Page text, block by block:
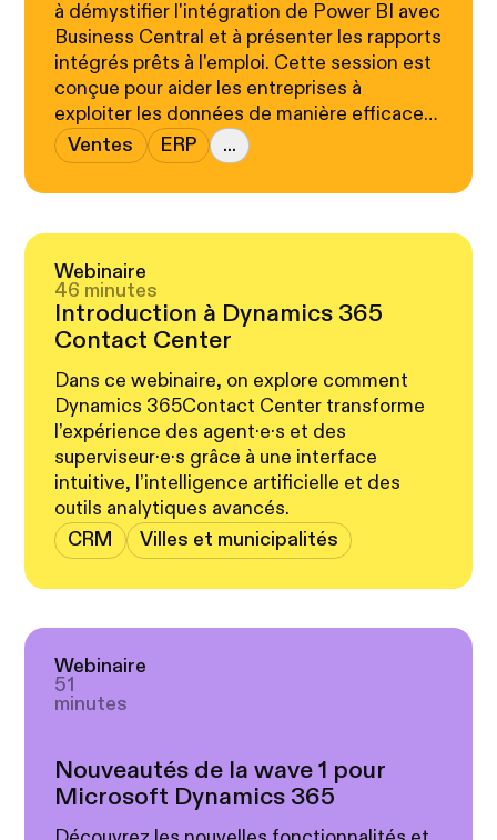
à démystifier l'intégration de Power BI avec
Business Central et à présenter les rapports
intégrés prêts à l'emploi. Cette session est
conçue pour aider les entreprises à
exploiter les données de manière efficace,
intuitive et sécurisée.
Ventes ERP ...
Webinaire
46 minutes
Introduction à Dynamics 365
Contact Center
Dans ce webinaire, on explore comment
Dynamics 365Contact Center transforme
l’expérience des agent·e·s et des
superviseur·e·s grâce à une interface
intuitive, l’intelligence artificielle et des
outils analytiques avancés.
CRM
Villes et municipalités
Webinaire
51
minutes
Nouveautés de la wave 1 pour
Microsoft Dynamics 365